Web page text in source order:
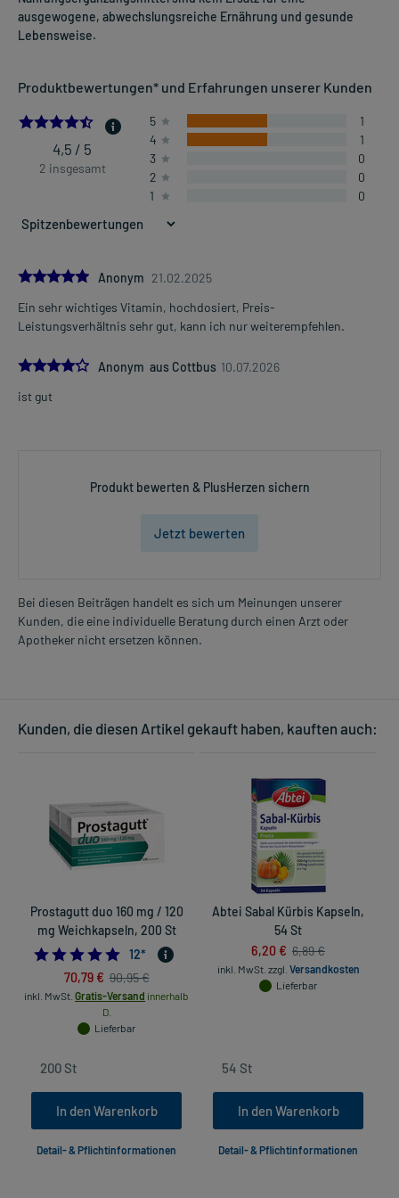
ausgewogene, abwechslungsreiche Ernährung und gesunde
Lebensweise.
Produktbewertungen* und Erfahrungen unserer Kunden
4.5
4,5 / 5
2 insgesamt
5
1
4
1
3
0
2
0
1
0
5.0Anonym 21.02.2025
Ein sehr wichtiges Vitamin, hochdosiert, Preis-
Leistungsverhältnis sehr gut, kann ich nur weiterempfehlen.
4.0Anonym aus Cottbus 10.07.2026
ist gut
Produkt bewerten & PlusHerzen sichern
Jetzt bewerten
Bei diesen Beiträgen handelt es sich um Meinungen unserer
Kunden, die eine individuelle Beratung durch einen Arzt oder
Apotheker nicht ersetzen können.
Kunden, die diesen Artikel gekauft haben, kauften auch:
Prostagutt duo 160 mg / 120
mg Weichkapseln, 200 St
4.916666666666667
12*
70,79 € 90,95 €
inkl. MwSt. Gratis-Versand innerhalb
D.
Lieferbar
In den Warenkorb
Detail- & Pflichtinformationen
Abtei Sabal Kürbis Kapseln,
54 St
6,20 € 6,89 €
inkl. MwSt. zzgl. Versandkosten
Lieferbar
In den Warenkorb
Detail- & Pflichtinformationen